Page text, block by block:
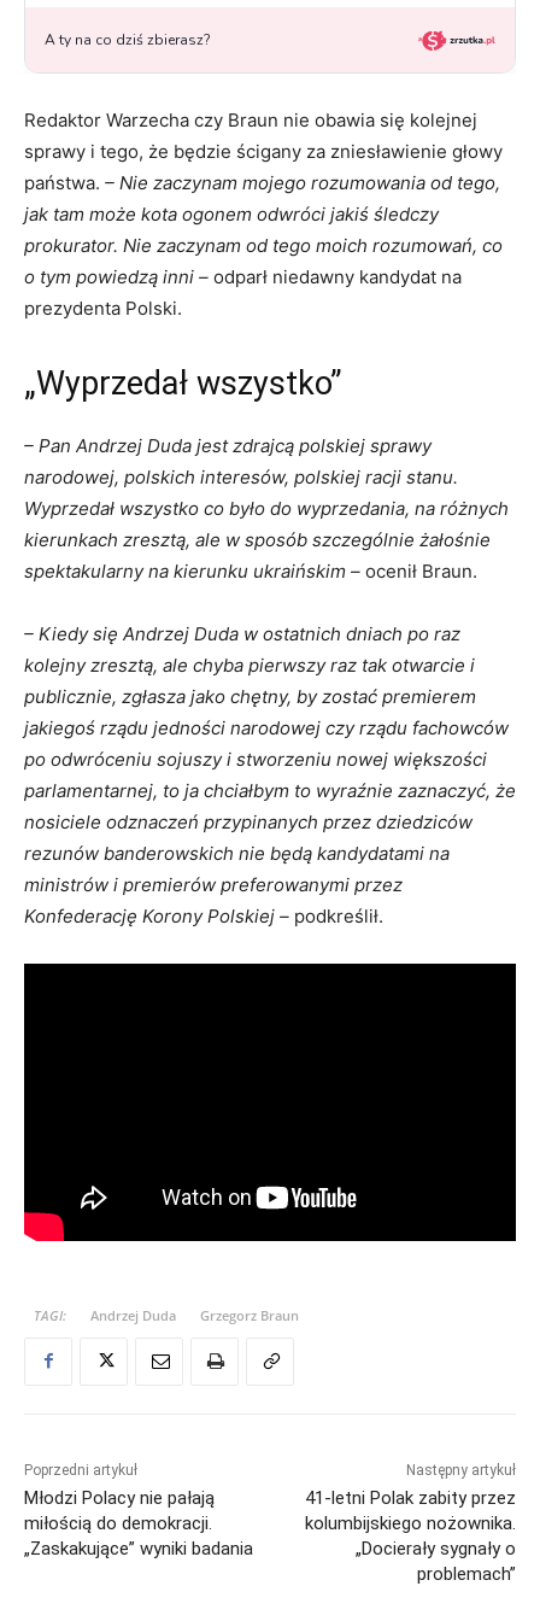
Redaktor Warzecha czy Braun nie obawia się kolejnej
sprawy i tego, że będzie ścigany za zniesławienie głowy
państwa. – Nie zaczynam mojego rozumowania od tego,
jak tam może kota ogonem odwróci jakiś śledczy
prokurator. Nie zaczynam od tego moich rozumowań, co
o tym powiedzą inni – odparł niedawny kandydat na
prezydenta Polski.
„Wyprzedał wszystko”
– Pan Andrzej Duda jest zdrajcą polskiej sprawy
narodowej, polskich interesów, polskiej racji stanu.
Wyprzedał wszystko co było do wyprzedania, na różnych
kierunkach zresztą, ale w sposób szczególnie żałośnie
spektakularny na kierunku ukraińskim – ocenił Braun.
– Kiedy się Andrzej Duda w ostatnich dniach po raz
kolejny zresztą, ale chyba pierwszy raz tak otwarcie i
publicznie, zgłasza jako chętny, by zostać premierem
jakiegoś rządu jedności narodowej czy rządu fachowców
po odwróceniu sojuszy i stworzeniu nowej większości
parlamentarnej, to ja chciałbym to wyraźnie zaznaczyć, że
nosiciele odznaczeń przypinanych przez dziedziców
rezunów banderowskich nie będą kandydatami na
ministrów i premierów preferowanymi przez
Konfederację Korony Polskiej – podkreślił.
TAGI: Andrzej Duda Grzegorz Braun
Poprzedni artykuł
Młodzi Polacy nie pałają
miłością do demokracji.
„Zaskakujące” wyniki badania
Następny artykuł
41-letni Polak zabity przez
kolumbijskiego nożownika.
„Docierały sygnały o
problemach”